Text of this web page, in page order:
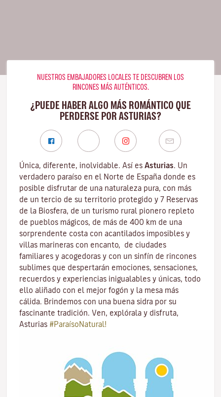
NUESTROS EMBAJADORES LOCALES TE DESCUBREN LOS
RINCONES MÁS AUTÉNTICOS.
¿PUEDE HABER ALGO MÁS ROMÁNTICO QUE
PERDERSE POR ASTURIAS?
Única, diferente, inolvidable. Así es Asturias. Un
verdadero paraíso en el Norte de España donde es
posible disfrutar de una naturaleza pura, con más
de un tercio de su territorio protegido y 7 Reservas
de la Biosfera, de un turismo rural pionero repleto
de pueblos mágicos, de más de 400 km de una
sorprendente costa con acantilados imposibles y
villas marineras con encanto, de ciudades
familiares y acogedoras y con un sinfín de rincones
sublimes que despertarán emociones, sensaciones,
recuerdos y experiencias inigualables y únicas, todo
ello aliñado con el mejor fogón y la mesa más
cálida. Brindemos con una buena sidra por su
fascinante tradición. Ven, explórala y disfruta,
Asturias #ParaísoNatural!